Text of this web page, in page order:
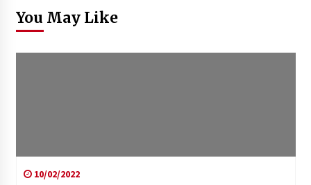
You May Like
10/02/2022